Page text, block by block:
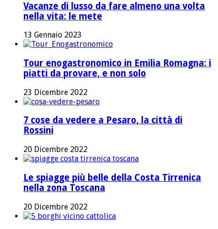
Vacanze di lusso da fare almeno una volta
nella vita: le mete
13 Gennaio 2023
Tour enogastronomico in Emilia Romagna: i
piatti da provare, e non solo
23 Dicembre 2022
7 cose da vedere a Pesaro, la città di
Rossini
20 Dicembre 2022
Le spiagge più belle della Costa Tirrenica
nella zona Toscana
20 Dicembre 2022